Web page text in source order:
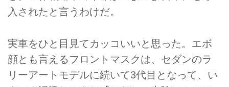
入されたと言うわけだ。
実車をひと目見てカッコいいと思った。エボ
顔とも言えるフロントマスクは、セダンのラ
リーアートモデルに続いて3代目となって、い